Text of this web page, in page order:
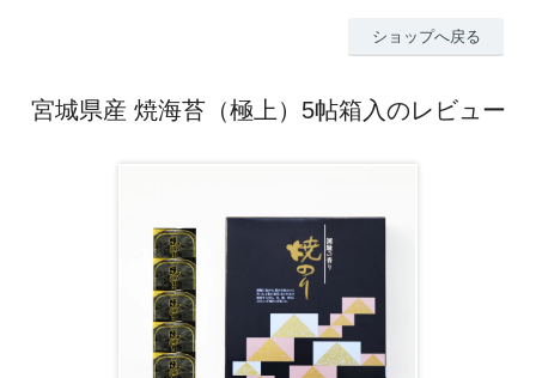
ショップへ戻る
宮城県産 焼海苔（極上）5帖箱入のレビュー